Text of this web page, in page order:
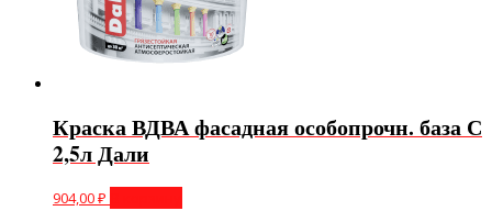
Краска ВДВА фасадная особопрочн. база С
2,5л Дали
904,00₽